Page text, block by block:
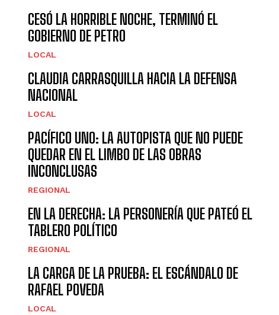
CESÓ LA HORRIBLE NOCHE, TERMINÓ EL
GOBIERNO DE PETRO
LOCAL
CLAUDIA CARRASQUILLA HACIA LA DEFENSA
NACIONAL
LOCAL
PACÍFICO UNO: LA AUTOPISTA QUE NO PUEDE
QUEDAR EN EL LIMBO DE LAS OBRAS
INCONCLUSAS
REGIONAL
EN LA DERECHA: LA PERSONERÍA QUE PATEÓ EL
TABLERO POLÍTICO
REGIONAL
LA CARGA DE LA PRUEBA: EL ESCÁNDALO DE
RAFAEL POVEDA
LOCAL